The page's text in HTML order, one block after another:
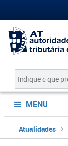
MENU
Atualidades